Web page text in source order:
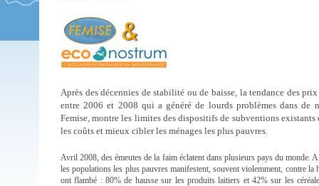
Après des décennies de stabilité ou de baisse, la tendance des
entre 2006 et 2008 qui a généré de lourds problèmes dans de
Femise, montre les limites des dispositifs de subventions
les coûts et mieux cibler les ménages les plus pauvres.
Avril 2008, des émeutes de la faim éclatent dans plusieurs pays du monde.
les populations les plus pauvres manifestent, souvent violemment, contre
ont flambé : 80% de hausse sur les produits laitiers et 42% sur les